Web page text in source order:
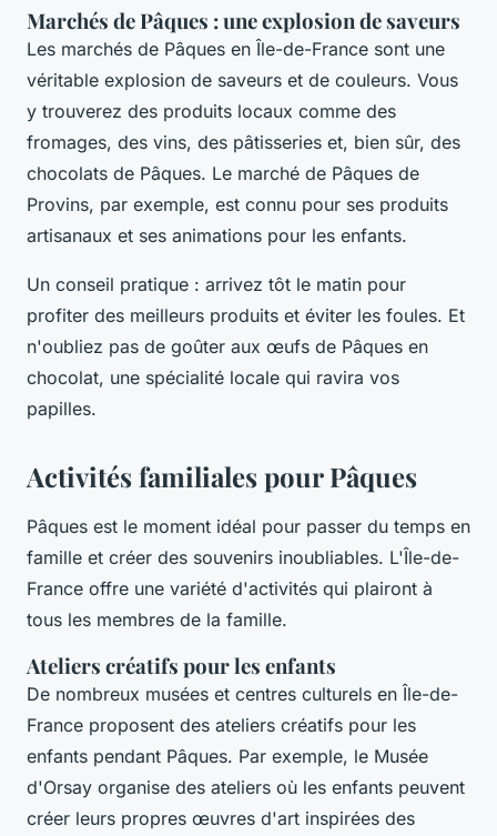
Marchés de Pâques : une explosion de saveurs
Les marchés de Pâques en Île-de-France sont une
véritable explosion de saveurs et de couleurs. Vous
y trouverez des produits locaux comme des
fromages, des vins, des pâtisseries et, bien sûr, des
chocolats de Pâques. Le marché de Pâques de
Provins, par exemple, est connu pour ses produits
artisanaux et ses animations pour les enfants.
Un conseil pratique : arrivez tôt le matin pour
profiter des meilleurs produits et éviter les foules. Et
n'oubliez pas de goûter aux œufs de Pâques en
chocolat, une spécialité locale qui ravira vos
papilles.
Activités familiales pour Pâques
Pâques est le moment idéal pour passer du temps en
famille et créer des souvenirs inoubliables. L'Île-de-
France offre une variété d'activités qui plairont à
tous les membres de la famille.
Ateliers créatifs pour les enfants
De nombreux musées et centres culturels en Île-de-
France proposent des ateliers créatifs pour les
enfants pendant Pâques. Par exemple, le Musée
d'Orsay organise des ateliers où les enfants peuvent
créer leurs propres œuvres d'art inspirées des